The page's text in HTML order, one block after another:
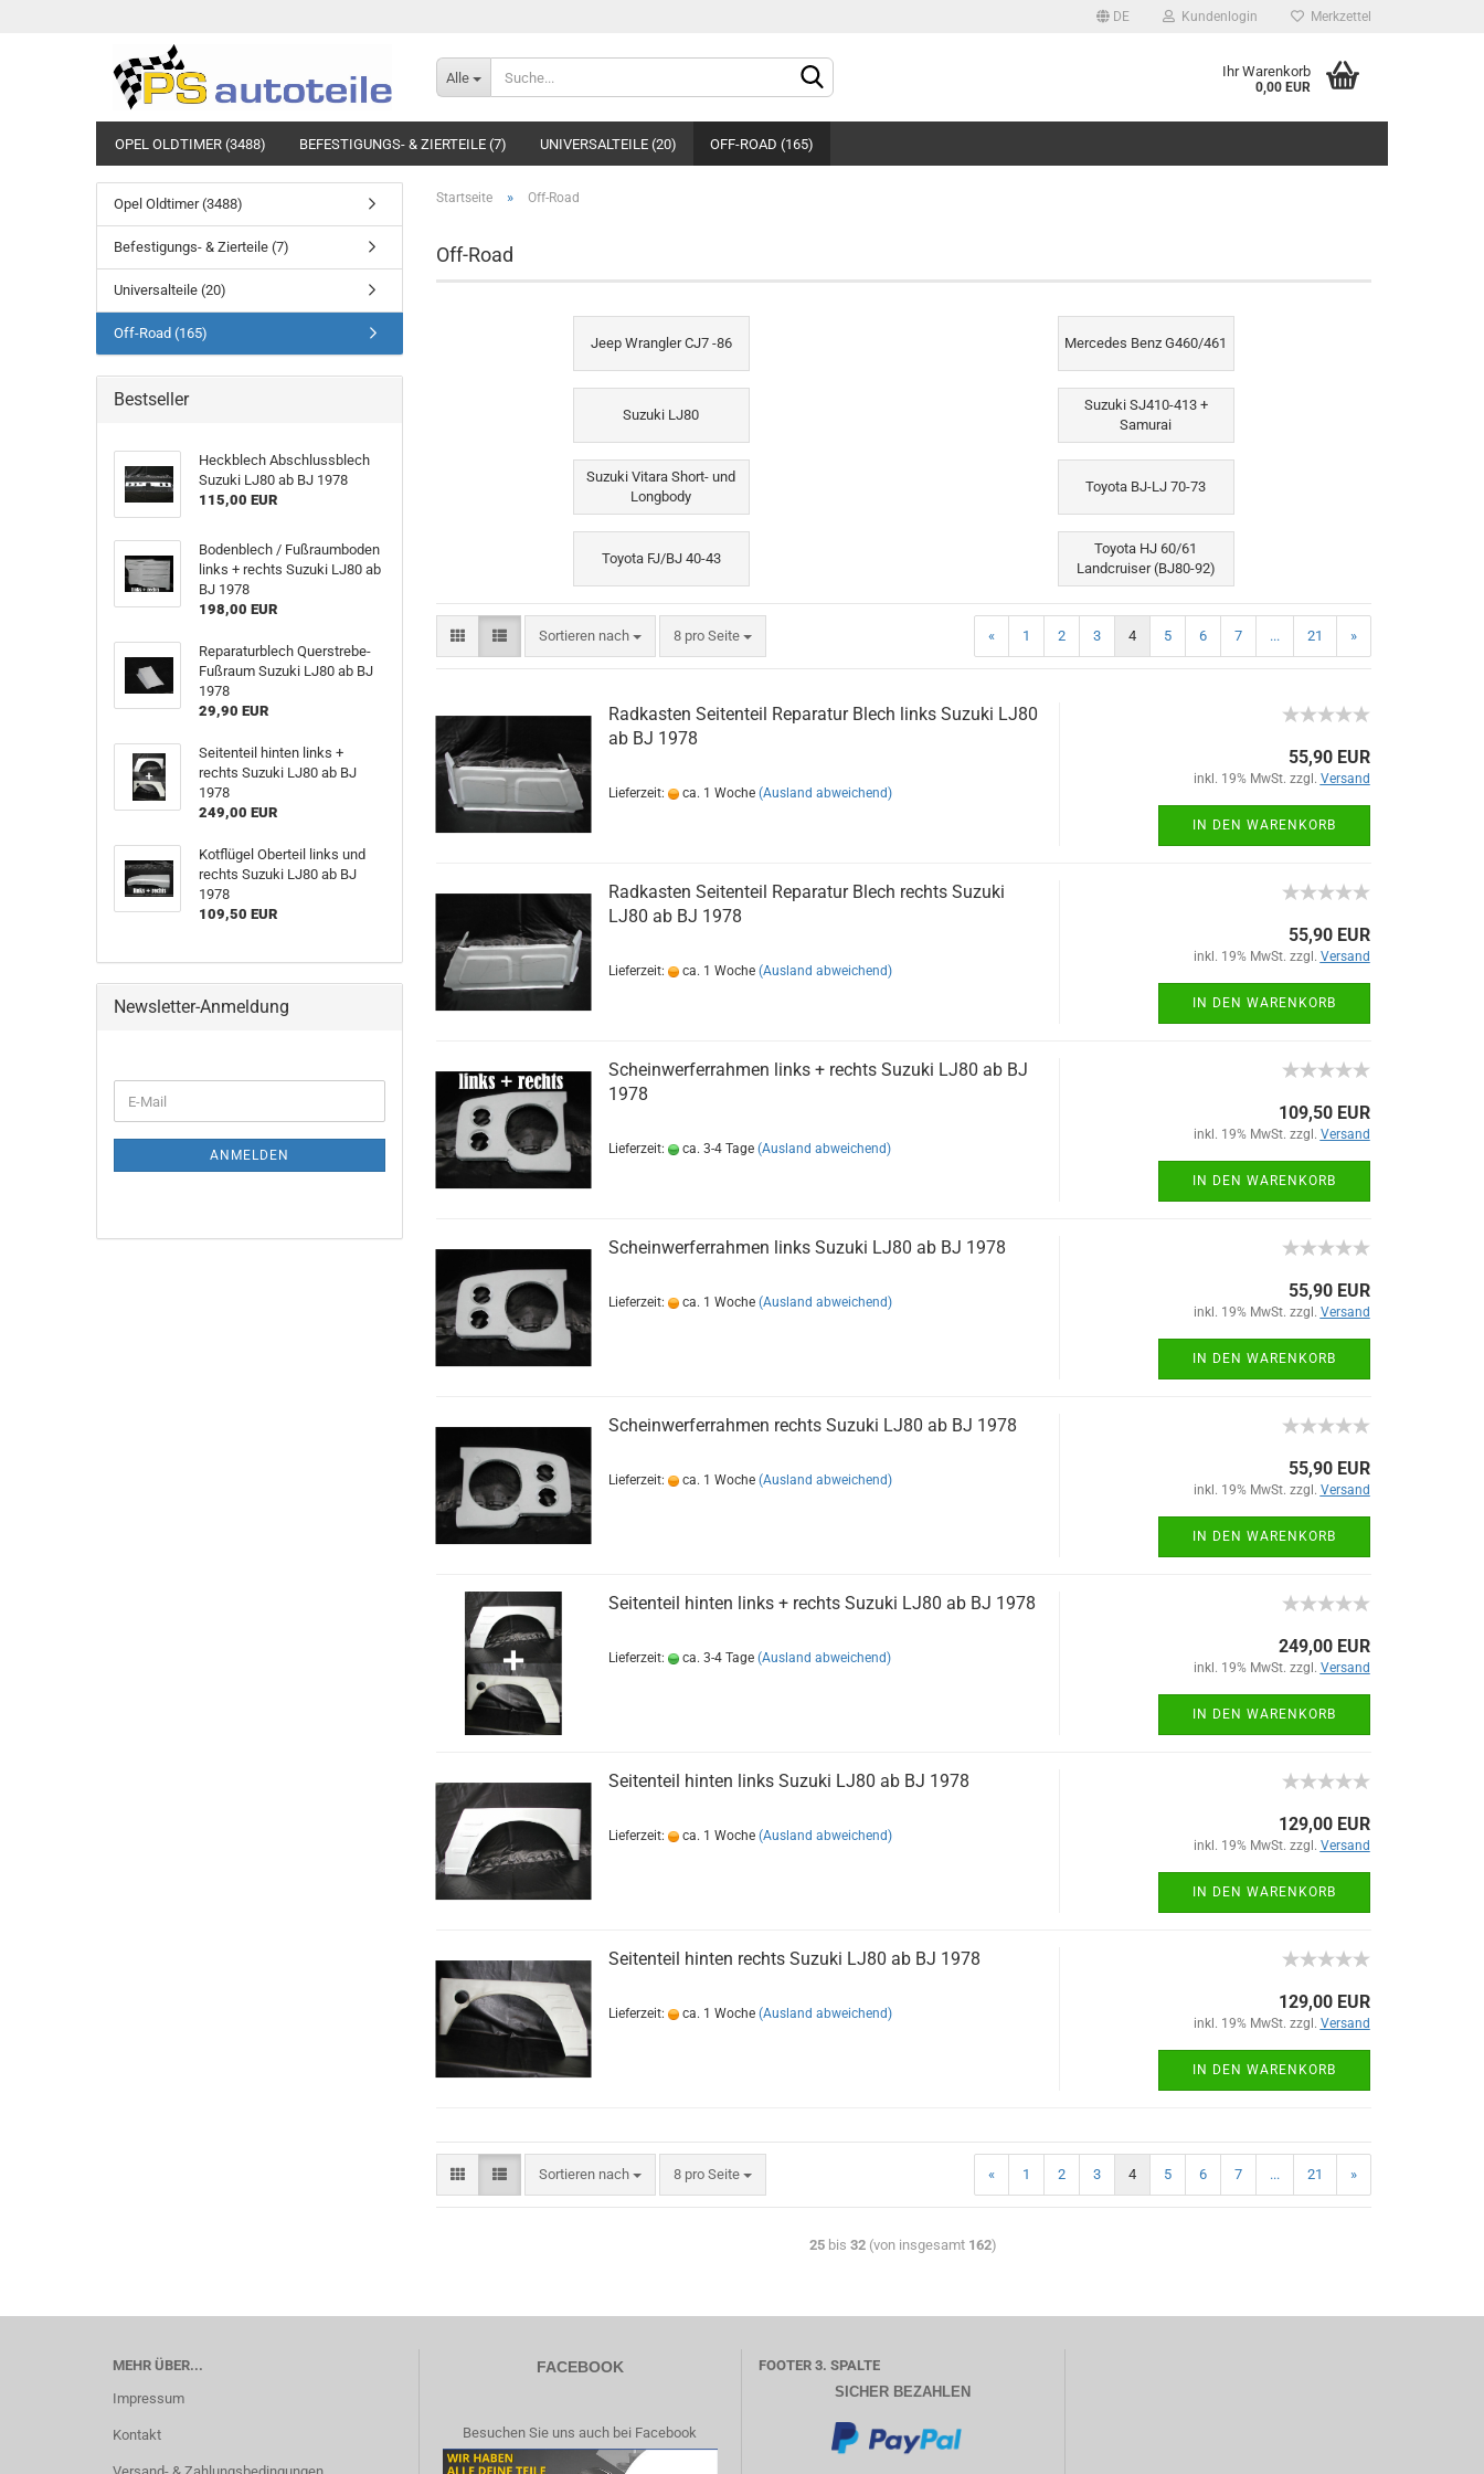
DE Kundenlogin
Passwort vergessen?
Merkzettel
Alle Ihr Warenkorb
0,00 EUR
OPEL OLDTIMER (3488) BEFESTIGUNGS- & ZIERTEILE (7) UNIVERSALTEILE (20) OFF-ROAD (165)
Startseite » Off-Road
Off-Road
Jeep Wrangler CJ7 -86 Mercedes Benz G460/461
Suzuki LJ80
Suzuki SJ410-413 +
Samurai
Suzuki Vitara Short- und
Longbody
Toyota BJ-LJ 70-73
Toyota FJ/BJ 40-43
Toyota HJ 60/61
Landcruiser (BJ80-92)
Sortieren nach 8 pro Seite « 1 2 3 4 5 6 7 ... 21 »
Radkasten Seitenteil Reparatur Blech links Suzuki LJ80
ab BJ 1978
Lieferzeit: ca. 1 Woche (Ausland abweichend)
55,90 EUR
inkl. 19% MwSt. zzgl. Versand
IN DEN WARENKORB
Radkasten Seitenteil Reparatur Blech rechts Suzuki
LJ80 ab BJ 1978
Lieferzeit: ca. 1 Woche (Ausland abweichend)
55,90 EUR
inkl. 19% MwSt. zzgl. Versand
IN DEN WARENKORB
Scheinwerferrahmen links + rechts Suzuki LJ80 ab BJ
1978
Lieferzeit: ca. 3-4 Tage (Ausland abweichend)
109,50 EUR
inkl. 19% MwSt. zzgl. Versand
IN DEN WARENKORB
Scheinwerferrahmen links Suzuki LJ80 ab BJ 1978
Lieferzeit: ca. 1 Woche (Ausland abweichend)
55,90 EUR
inkl. 19% MwSt. zzgl. Versand
IN DEN WARENKORB
Scheinwerferrahmen rechts Suzuki LJ80 ab BJ 1978
Lieferzeit: ca. 1 Woche (Ausland abweichend)
55,90 EUR
inkl. 19% MwSt. zzgl. Versand
IN DEN WARENKORB
Seitenteil hinten links + rechts Suzuki LJ80 ab BJ 1978
Lieferzeit: ca. 3-4 Tage (Ausland abweichend)
249,00 EUR
inkl. 19% MwSt. zzgl. Versand
IN DEN WARENKORB
Seitenteil hinten links Suzuki LJ80 ab BJ 1978
Lieferzeit: ca. 1 Woche (Ausland abweichend)
129,00 EUR
inkl. 19% MwSt. zzgl. Versand
IN DEN WARENKORB
Seitenteil hinten rechts Suzuki LJ80 ab BJ 1978
Lieferzeit: ca. 1 Woche (Ausland abweichend)
129,00 EUR
inkl. 19% MwSt. zzgl. Versand
IN DEN WARENKORB
Sortieren nach 8 pro Seite « 1 2 3 4 5 6 7 ... 21 »
25 bis32 (von insgesamt 162)
Opel Oldtimer (3488)
Befestigungs- & Zierteile (7)
Universalteile (20)
Off-Road (165)
Bestseller
Heckblech Abschlussblech
Suzuki LJ80 ab BJ 1978
115,00 EUR
Bodenblech / Fußraumboden
links + rechts Suzuki LJ80 ab
BJ 1978
198,00 EUR
Reparaturblech Querstrebe-
Fußraum Suzuki LJ80 ab BJ
1978
29,90 EUR
Seitenteil hinten links +
rechts Suzuki LJ80 ab BJ
1978
249,00 EUR
Kotflügel Oberteil links und
rechts Suzuki LJ80 ab BJ
1978
109,50 EUR
Newsletter-Anmeldung
ANMELDEN
MEHR ÜBER...
Impressum
Kontakt
FACEBOOK
Besuchen Sie uns auch bei Facebook
FOOTER 3. SPALTE
SICHER BEZAHLEN